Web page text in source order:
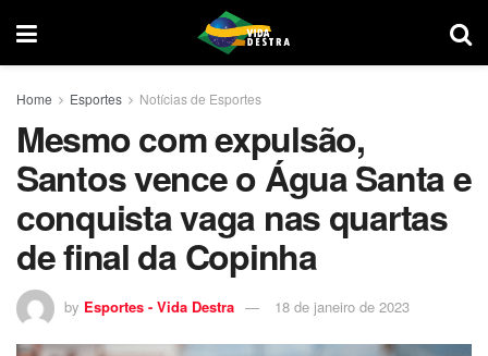
Home Esportes Notícias de Esportes
Mesmo com expulsão,
Santos vence o Água Santa e
conquista vaga nas quartas
de final da Copinha
by Esportes - Vida Destra 18 de janeiro de 2023